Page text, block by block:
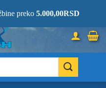
preko 5.000,00RSD